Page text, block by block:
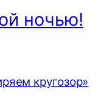
ночью!